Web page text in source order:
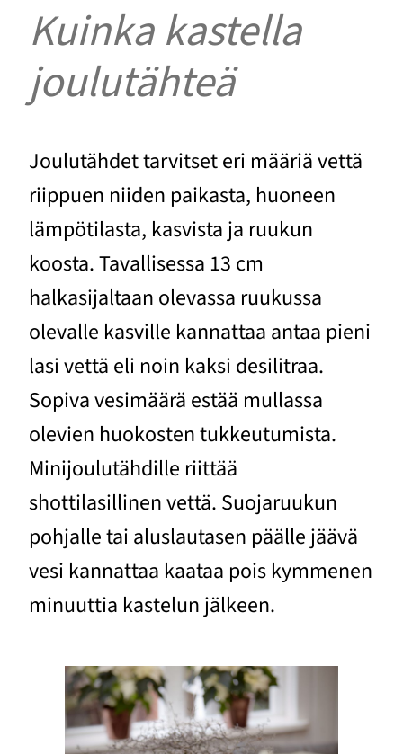
Kuinka kastella
joulutähteä
Joulutähdet tarvitset eri määriä vettä
riippuen niiden paikasta, huoneen
lämpötilasta, kasvista ja ruukun
koosta. Tavallisessa 13 cm
halkasijaltaan olevassa ruukussa
olevalle kasville kannattaa antaa pieni
lasi vettä eli noin kaksi desilitraa.
Sopiva vesimäärä estää mullassa
olevien huokosten tukkeutumista.
Minijoulutähdille riittää
shottilasillinen vettä. Suojaruukun
pohjalle tai aluslautasen päälle jäävä
vesi kannattaa kaataa pois kymmenen
minuuttia kastelun jälkeen.